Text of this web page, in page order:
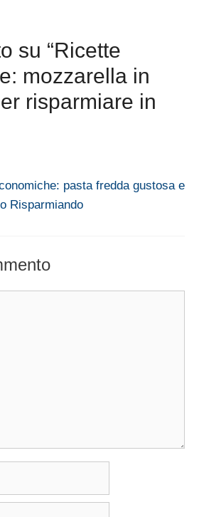
su “Ricette
mozzarella in
risparmiare in
pasta fredda gustosa e
Risparmiando